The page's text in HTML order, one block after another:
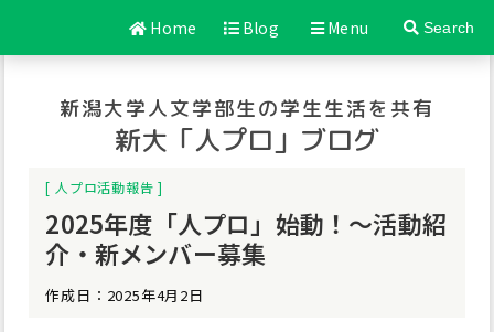
Home Blog Menu Search
新潟大学人文学部生の学生生活を共有
新大「人プロ」ブログ
人プロ活動報告
2025年度「人プロ」始動！～活動紹
介・新メンバー募集
作成日：2025年4月2日